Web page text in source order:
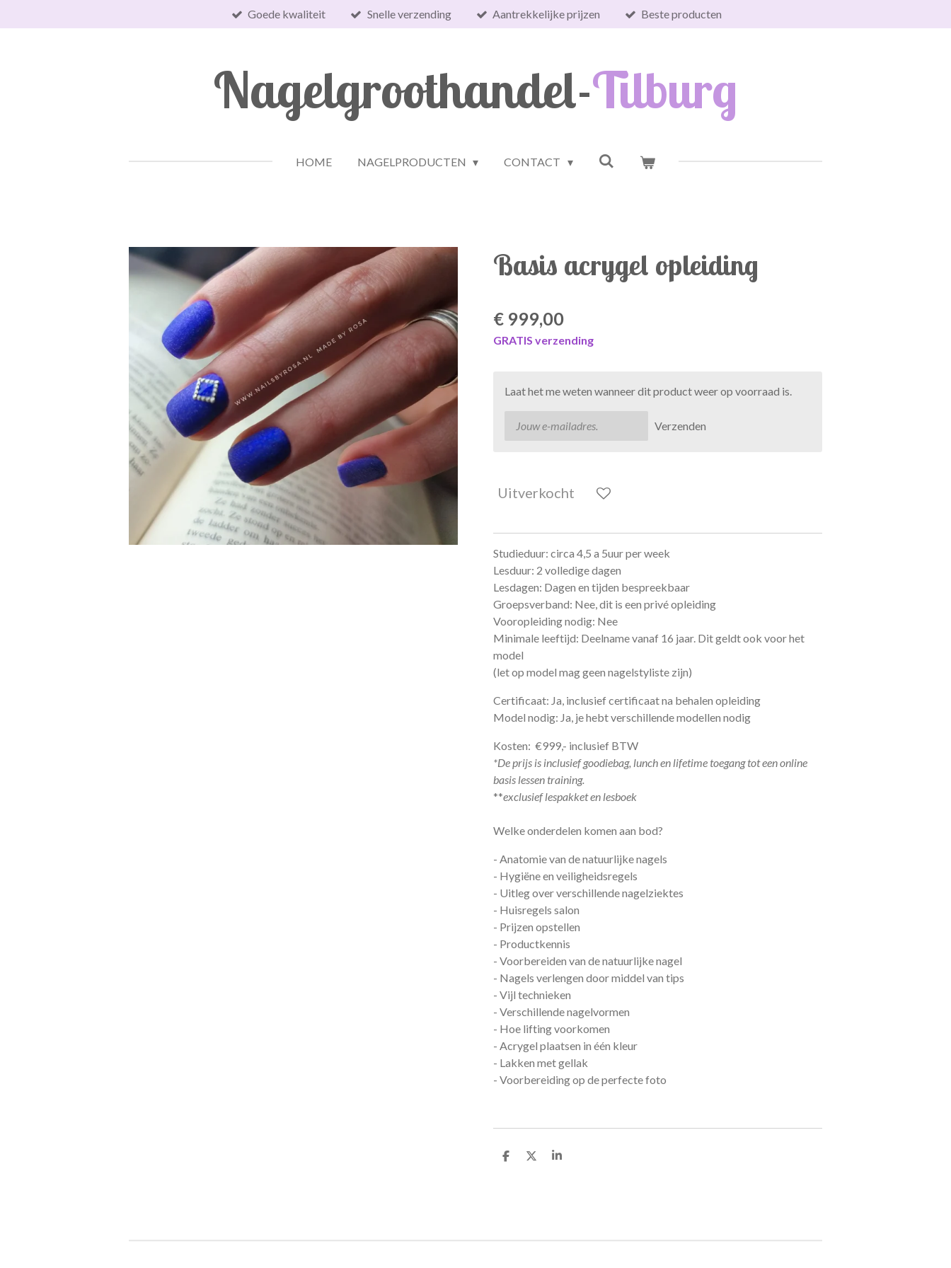
direct
Goede kwaliteit Snelle verzending Aantrekkelijke prijzen Beste producten
Nagelgroothandel-Tilburg
HOME NAGELPRODUCTEN CONTACT
Basis acrygel opleiding
€ 999,00
GRATIS verzending
Laat het me weten wanneer dit product weer op voorraad is.
Verzenden
Uitverkocht
Studieduur: circa 4,5 a 5uur per week
Lesduur: 2 volledige dagen
Lesdagen: Dagen en tijden bespreekbaar
Groepsverband: Nee, dit is een privé opleiding
Vooropleiding nodig: Nee
Minimale leeftijd: Deelname vanaf 16 jaar. Dit geldt ook voor het
model
(let op model mag geen nagelstyliste zijn)
Certificaat: Ja, inclusief certificaat na behalen opleiding
Model nodig: Ja, je hebt verschillende modellen nodig
Kosten: €999,- inclusief BTW
*De prijs is inclusief goodiebag, lunch en lifetime toegang tot een online
basis lessen training.
**exclusief lespakket en lesboek
Welke onderdelen komen aan bod?
- Anatomie van de natuurlijke nagels
- Hygiëne en veiligheidsregels
- Uitleg over verschillende nagelziektes
- Huisregels salon
- Prijzen opstellen
- Productkennis
- Voorbereiden van de natuurlijke nagel
- Nagels verlengen door middel van tips
- Vijl technieken
- Verschillende nagelvormen
- Hoe lifting voorkomen
- Acrygel plaatsen in één kleur
- Lakken met gellak
- Voorbereiding op de perfecte foto
D
D
S